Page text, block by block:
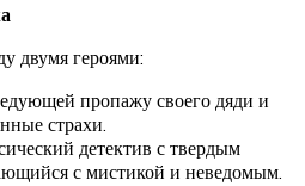
двумя героями:
пропажу своего дяди и
страхи.
детектив с твердым
с мистикой и неведомым.